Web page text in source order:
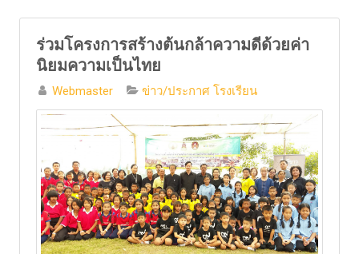
ร่วมโครงการสร้างต้นกล้าความดีด้วยค่า
นิยมความเป็นไทย
Webmaster ข่าว/ประกาศ โรงเรียน